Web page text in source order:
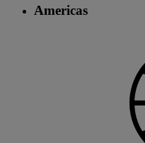
Americas